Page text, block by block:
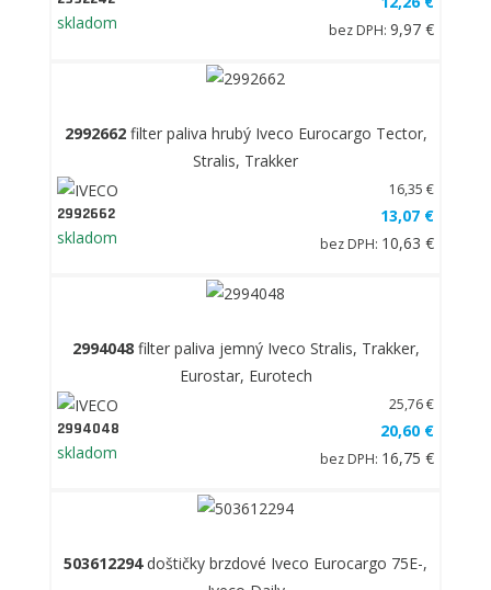
skladom bez DPH: 9,97 €
2992662filter paliva hrubý Iveco Eurocargo Tector,
Stralis, Trakker
2992662
skladom
16,35 €
13,07 €
bez DPH: 10,63 €
2994048filter paliva jemný Iveco Stralis, Trakker,
Eurostar, Eurotech
2994048
skladom
25,76 €
20,60 €
bez DPH: 16,75 €
503612294doštičky brzdové Iveco Eurocargo 75E-,